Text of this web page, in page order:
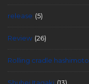
release (5)
Review (26)
Rolling cradle hashimoto
Shuhei Itagaki (13)